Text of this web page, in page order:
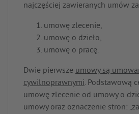
najczęściej zawieranych umów
umowę zlecenie,
umowę o dzieło,
umowę o pracę.
Dwie pierwsze umowy są
cywilnoprawnymi. Podstawową
umowę zlecenie od umowy o
umowy oraz oznaczenie stron: